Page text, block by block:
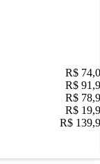
R$
R$
R$
R$
R$